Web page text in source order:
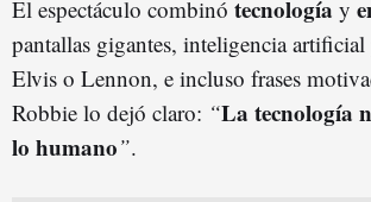
El espectáculo combinó tecnología y
pantallas gigantes, inteligencia artificial
Elvis o Lennon, e incluso frases
Robbie lo dejó claro: “La tecnología
lo humano”.